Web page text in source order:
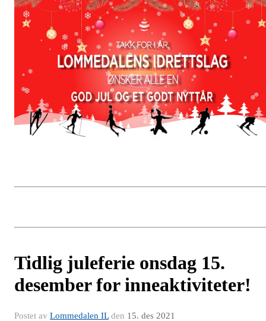
Tidlig juleferie onsdag 15.
desember for inneaktiviteter!
Postet av Lommedalen ILden 15. des 2021